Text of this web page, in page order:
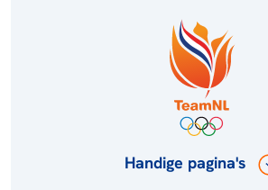
Handige pagina's